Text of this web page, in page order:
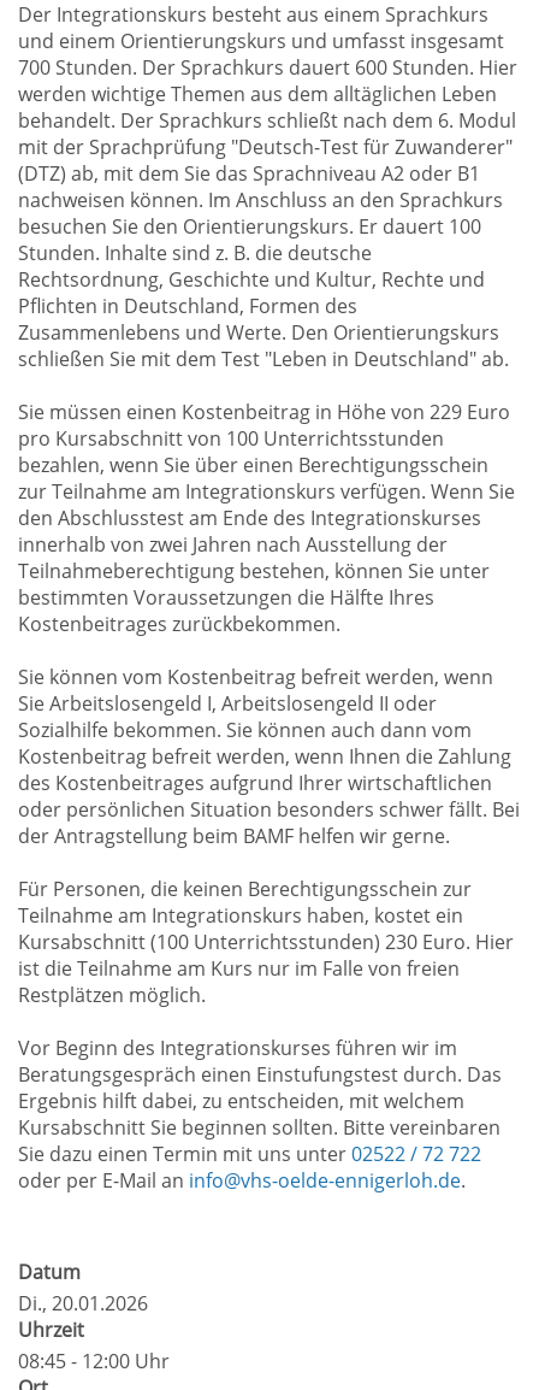
Der Integrationskurs besteht aus einem Sprachkurs
und einem Orientierungskurs und umfasst insgesamt
700 Stunden. Der Sprachkurs dauert 600 Stunden. Hier
werden wichtige Themen aus dem alltäglichen Leben
behandelt. Der Sprachkurs schließt nach dem 6. Modul
mit der Sprachprüfung "Deutsch-Test für Zuwanderer"
(DTZ) ab, mit dem Sie das Sprachniveau A2 oder B1
nachweisen können. Im Anschluss an den Sprachkurs
besuchen Sie den Orientierungskurs. Er dauert 100
Stunden. Inhalte sind z. B. die deutsche
Rechtsordnung, Geschichte und Kultur, Rechte und
Pflichten in Deutschland, Formen des
Zusammenlebens und Werte. Den Orientierungskurs
schließen Sie mit dem Test "Leben in Deutschland" ab.
Sie müssen einen Kostenbeitrag in Höhe von 229 Euro
pro Kursabschnitt von 100 Unterrichtsstunden
bezahlen, wenn Sie über einen Berechtigungsschein
zur Teilnahme am Integrationskurs verfügen. Wenn Sie
den Abschlusstest am Ende des Integrationskurses
innerhalb von zwei Jahren nach Ausstellung der
Teilnahmeberechtigung bestehen, können Sie unter
bestimmten Voraussetzungen die Hälfte Ihres
Kostenbeitrages zurückbekommen.
Sie können vom Kostenbeitrag befreit werden, wenn
Sie Arbeitslosengeld I, Arbeitslosengeld II oder
Sozialhilfe bekommen. Sie können auch dann vom
Kostenbeitrag befreit werden, wenn Ihnen die Zahlung
des Kostenbeitrages aufgrund Ihrer wirtschaftlichen
oder persönlichen Situation besonders schwer fällt. Bei
der Antragstellung beim BAMF helfen wir gerne.
Für Personen, die keinen Berechtigungsschein zur
Teilnahme am Integrationskurs haben, kostet ein
Kursabschnitt (100 Unterrichtsstunden) 230 Euro. Hier
ist die Teilnahme am Kurs nur im Falle von freien
Restplätzen möglich.
Vor Beginn des Integrationskurses führen wir im
Beratungsgespräch einen Einstufungstest durch. Das
Ergebnis hilft dabei, zu entscheiden, mit welchem
Kursabschnitt Sie beginnen sollten. Bitte vereinbaren
Sie dazu einen Termin mit uns unter02522 / 72 722
oder per E-Mail an info@vhs-oelde-ennigerloh.de.
Datum
Di., 20.01.2026
Uhrzeit
08:45 - 12:00 Uhr